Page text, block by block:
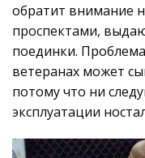
обратит внимание
проспектами,
поединки.
ветеранах может
потому что ни
эксплуатации